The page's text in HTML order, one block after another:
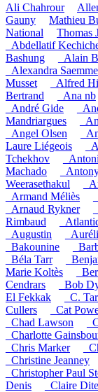
Ali Chahrour
Gauny
Mathieu
National
Thomas
_Abdellatif
Bashung
_Alain
_Alexandra
Musset
_Alfred
Bertrand
_Ana nb
_André Gide
Mandriargues
_Angel Olsen
Laure Liégeois
Tchekhov
Machado
Weerasethakul
_Armand Méliès
_Arnaud Rykner
Rimbaud
_Augustin
_Bakounine
_Béla Tarr
Marie Koltès
Cendrars
_Bob
El Fekkak
_C.
Cullers
_Cat
_Chad Lawson
_Charlotte
_Chris Marker
_Christine Jeanney
_Christopher Paul
Denis
_Claire